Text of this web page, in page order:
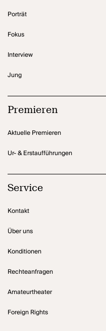
Porträt
Fokus
Interview
Jung
Premieren
Aktuelle Premieren
Ur- & Erstaufführungen
Service
Kontakt
Über uns
Konditionen
Rechteanfragen
Amateurtheater
Foreign Rights